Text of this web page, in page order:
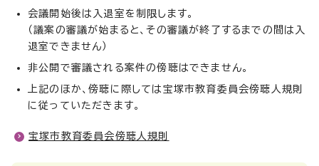
会議開始後は入退室を制限します。
（議案の審議が始まると、その審議が終了するまでの間は入
退室できません）
非公開で審議される案件の傍聴はできません。
上記のほか、傍聴に際しては宝塚市教育委員会傍聴人規則
に従っていただきます。
宝塚市教育委員会傍聴人規則